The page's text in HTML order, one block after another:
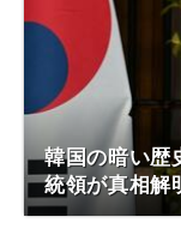
韓国の暗い歴
統領が真相解